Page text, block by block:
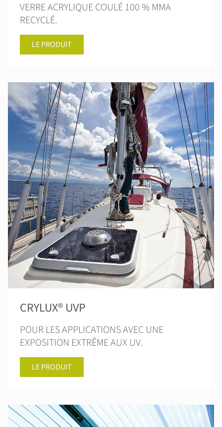
VERRE ACRYLIQUE COULÉ 100 % MMA
RECYCLÉ.
LE PRODUIT
CRYLUX® UVP
POUR LES APPLICATIONS AVEC UNE
EXPOSITION EXTRÊME AUX UV.
LE PRODUIT